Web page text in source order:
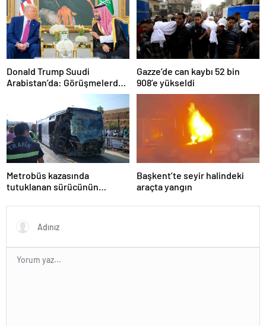
Donald Trump Suudi
Arabistan’da: Görüşmelerde
Gazze’de can kaybı 52 bin
908’e yükseldi
Metrobüs kazasında
tutuklanan sürücünün
Başkent’te seyir halindeki
araçta yangın